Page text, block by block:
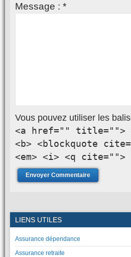
Message : *
Vous pouvez utiliser les
<a href="" title="">
<b> <blockquote
<em> <i> <q
LIENS UTILES
Assurance dépendance
Assurance retraite